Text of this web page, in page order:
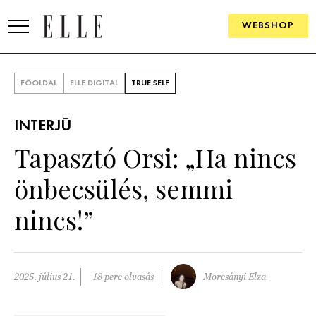
WEBSHOP
SZÉPSÉG
ÉLETMÓD
FŐOLDAL ELLE DIGITAL TRUE SELF
INTERJÚ
Tapasztó Orsi: „Ha nincs
önbecsülés, semmi
nincs!”
2025. július 21. 18 perc olvasás Morcsányi Elza